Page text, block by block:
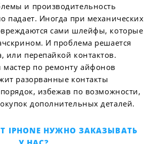
и производительность
падает. Иногда при механических
сами шлейфы, которые
И проблема решается
или перепайкой контактов.
по ремонту айфонов
разорванные контакты
избежав по возможности,
дополнительных деталей.
IPHONE НУЖНО ЗАКАЗЫВАТЬ